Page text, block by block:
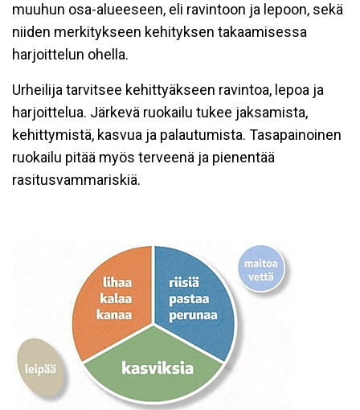
muuhun osa-alueeseen, eli ravintoon ja lepoon, sekä
niiden merkitykseen kehityksen takaamisessa
harjoittelun ohella.
Urheilija tarvitsee kehittyäkseen ravintoa, lepoa ja
harjoittelua. Järkevä ruokailu tukee jaksamista,
kehittymistä, kasvua ja palautumista. Tasapainoinen
ruokailu pitää myös terveenä ja pienentää
rasitusvammariskiä.